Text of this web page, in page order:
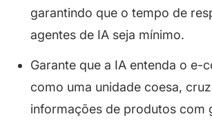
garantindo que o tempo de
agentes de IA seja mínimo.
Garante que a IA entenda o e-
como uma unidade coesa,
informações de produtos com